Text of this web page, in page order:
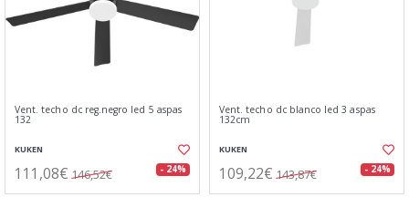
Vent. techo dc reg.negro led 5 aspas
132
KUKEN
111,08€ 146,52€ - 24%
Vent. techo dc blanco led 3 aspas
132cm
KUKEN
109,22€ 143,87€ - 24%